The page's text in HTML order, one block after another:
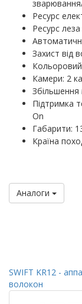
Ресурс
Ресурс
Захист від
Камери: 2
Збільшення
Підтримка
On
Габарити:
Країна
Аналоги
SWIFT KR12 -
волокон